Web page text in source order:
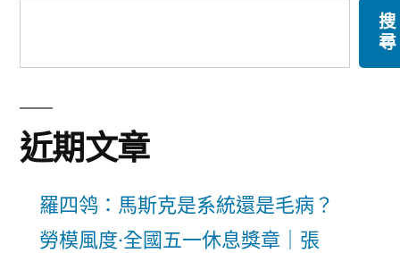
搜
尋
近期文章
羅四鸰：馬斯克是系統還是毛病？
勞模風度·全國五一休息獎章｜張